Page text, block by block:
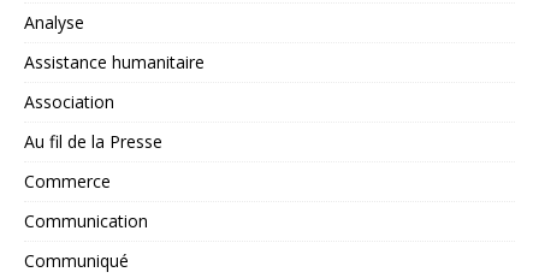
Analyse
Assistance humanitaire
Association
Au fil de la Presse
Commerce
Communication
Communiqué